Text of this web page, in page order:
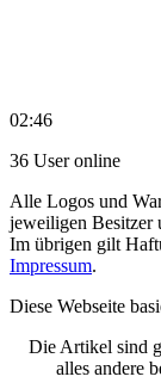
02:46
36 User online
Alle Logos und
jeweiligen Besitzer
Im übrigen gilt
Impressum.
Diese Webseite
Die Artikel sind
alles andere